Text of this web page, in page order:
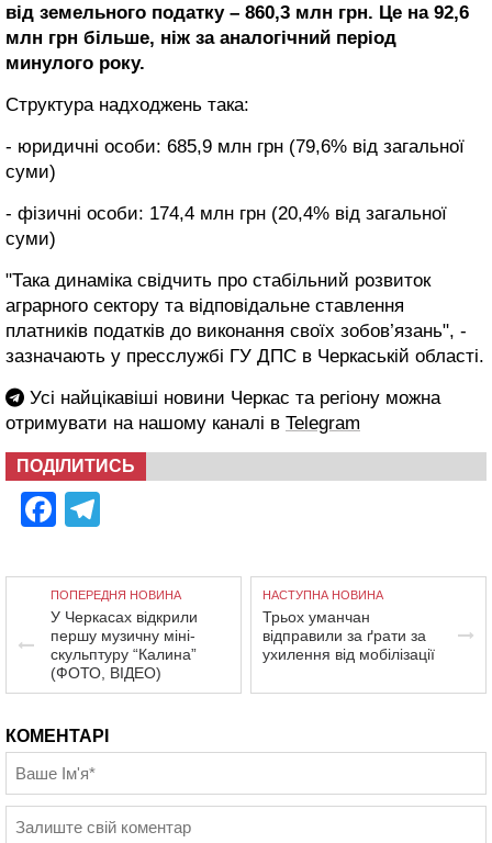
від земельного податку – 860,3 млн грн. Це на 92,6
млн грн більше, ніж за аналогічний період
минулого року.
Структура надходжень така:
- юридичні особи: 685,9 млн грн (79,6% від загальної
суми)
- фізичні особи: 174,4 млн грн (20,4% від загальної
суми)
"Така динаміка свідчить про стабільний розвиток
аграрного сектору та відповідальне ставлення
платників податків до виконання своїх зобов’язань", -
зазначають у пресслужбі ГУ ДПС в Черкаській області.
Усі найцікавіші новини Черкас та регіону можна
отримувати на нашому каналі в Telegram
ПОДІЛИТИСЬ
Facebook
ПОПЕРЕДНЯ НОВИНА
У Черкасах відкрили
першу музичну міні-
скульптуру “Калина”
(ФОТО, ВІДЕО)
НАСТУПНА НОВИНА
Трьох уманчан
відправили за ґрати за
ухилення від мобілізації
КОМЕНТАРІ